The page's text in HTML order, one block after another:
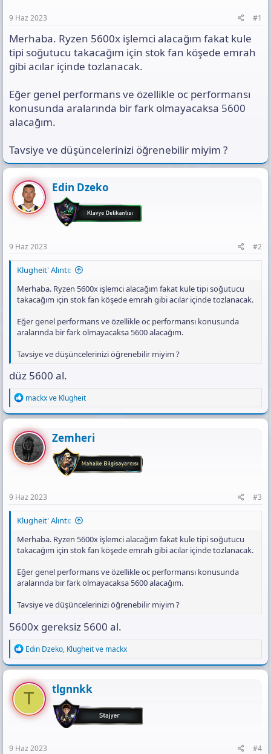
n
o
p
y
9 Haz 2023 #1
Merhaba. Ryzen 5600x işlemci alacağım fakat kule
tipi soğutucu takacağım için stok fan köşede emrah
gibi acılar içinde tozlanacak.
Eğer genel performans ve özellikle oc performansı
konusunda aralarında bir fark olmayacaksa 5600
alacağım.
Tavsiye ve düşüncelerinizi öğrenebilir miyim ?
Edin Dzeko
9 Haz 2023 #2
Klugheit' Alıntı:
Merhaba. Ryzen 5600x işlemci alacağım fakat kule tipi soğutucu
takacağım için stok fan köşede emrah gibi acılar içinde tozlanacak.
Eğer genel performans ve özellikle oc performansı konusunda
aralarında bir fark olmayacaksa 5600 alacağım.
Tavsiye ve düşüncelerinizi öğrenebilir miyim ?
düz 5600 al.
R
e
a
c
t
i
o
n
mackxve Klugheit
Zemheri
9 Haz 2023 #3
Klugheit' Alıntı:
Merhaba. Ryzen 5600x işlemci alacağım fakat kule tipi soğutucu
takacağım için stok fan köşede emrah gibi acılar içinde tozlanacak.
Eğer genel performans ve özellikle oc performansı konusunda
aralarında bir fark olmayacaksa 5600 alacağım.
Tavsiye ve düşüncelerinizi öğrenebilir miyim ?
5600x gereksiz 5600 al.
R
e
a
c
t
i
o
n
Edin Dzeko, Klugheitve mackx
T tlgnnkk
9 Haz 2023 #4